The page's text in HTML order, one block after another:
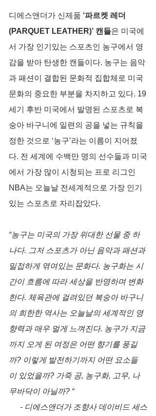
디에스앤더가 신제품 ‘파르켓 레더
(PARQUET LEATHER)’ 캔들은 미국에
서 가장 인기있는 스포츠인 농구에서 영
감을 받아 탄생한 캔들이다. 농구는 음악
과 패션이 결합된 문화적 집합체로 미국
문화의 중요한 부분을 차지하고 있다. 19
세기 후반 미국에서 발명된 스포츠로 복
숭아 바구니에 일련의 공을 넣는 규칙을
정한 것으로 ‘농구’라는 이름이 지어졌
다. 전 세계에 수백만 명의 선수들과 미국
에서 가장 많이 시청되는 프로 리그인
NBA는 오늘날 전세계적으로 가장 인기
있는 스포츠로 자리잡았다.
“농구는 미국의 가장 위대한 선물 중 하
나다. 그저 스포츠가 아닌 음악과 패션과
밀접하게 엮여있는 문화다. 농구화는 시
간이 흐름에 따라 세상을 반영하며 변화
한다. 체육관에 걸려있던 복숭아 바구니
의 희한한 역사는 오늘날의 세계적인 영
향력과 매우 멀게 느껴진다. 농구가 지금
까지 오게 된 여정은 어떤 향기를 풍길
까? 이렇게 발전하기까지 어떤 요소들
이 있었을까? 가죽 공, 농구화, 고무, 나
무바닥이 아닐까? “
- 디에스앤더가 조향사 데이비드 세스